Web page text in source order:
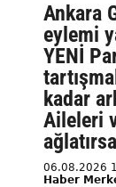
Ankara
eylemi
YENİ
kadar
Aileleri
06.08.2026
Haber